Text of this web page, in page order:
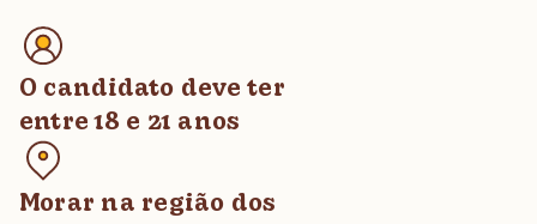
O candidato deve ter
entre 18 e 21 anos
Morar na região dos